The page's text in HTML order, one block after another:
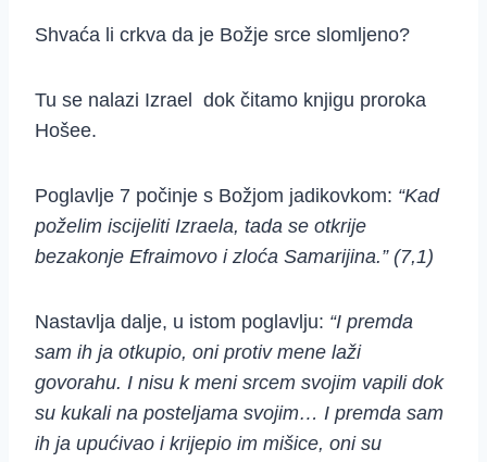
Shvaća li crkva da je Božje srce slomljeno?
Tu se nalazi Izrael dok čitamo knjigu proroka
Hošee.
Poglavlje 7 počinje s Božjom jadikovkom: “Kad
poželim iscijeliti Izraela, tada se otkrije
bezakonje Efraimovo i zloća Samarijina.” (7,1)
Nastavlja dalje, u istom poglavlju: “I premda
sam ih ja otkupio, oni protiv mene laži
govorahu. I nisu k meni srcem svojim vapili dok
su kukali na posteljama svojim… I premda sam
ih ja upućivao i krijepio im mišice, oni su